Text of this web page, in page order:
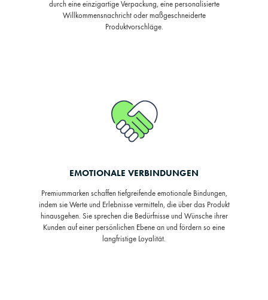
durch eine einzigartige Verpackung, eine personalisierte
Willkommensnachricht oder maßgeschneiderte
Produktvorschläge.
EMOTIONALE VERBINDUNGEN
Premiummarken schaffen tiefgreifende emotionale Bindungen,
indem sie Werte und Erlebnisse vermitteln, die über das Produkt
hinausgehen. Sie sprechen die Bedürfnisse und Wünsche ihrer
Kunden auf einer persönlichen Ebene an und fördern so eine
langfristige Loyalität.